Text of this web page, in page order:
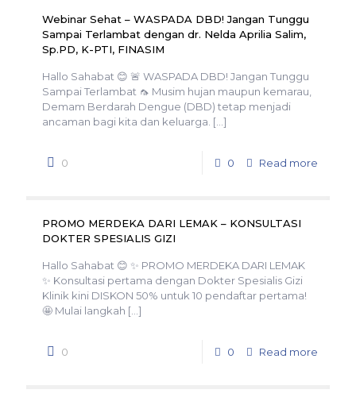
Webinar Sehat – WASPADA DBD! Jangan Tunggu
Sampai Terlambat dengan dr. Nelda Aprilia Salim,
Sp.PD, K-PTI, FINASIM
Hallo Sahabat 😊 🚨 WASPADA DBD! Jangan Tunggu
Sampai Terlambat 🦟 Musim hujan maupun kemarau,
Demam Berdarah Dengue (DBD) tetap menjadi
ancaman bagi kita dan keluarga. […]
0 0 Read more
PROMO MERDEKA DARI LEMAK – KONSULTASI
DOKTER SPESIALIS GIZI
Hallo Sahabat 😊 ✨ PROMO MERDEKA DARI LEMAK
✨ Konsultasi pertama dengan Dokter Spesialis Gizi
Klinik kini DISKON 50% untuk 10 pendaftar pertama!
🤩 Mulai langkah […]
0 0 Read more